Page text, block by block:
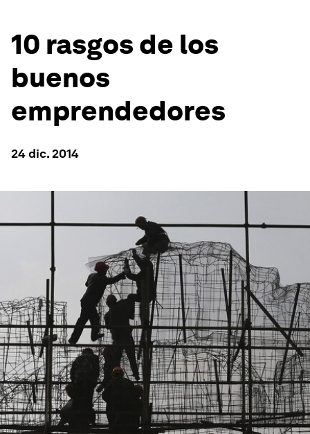
10 rasgos de los
buenos
emprendedores
24 dic. 2014